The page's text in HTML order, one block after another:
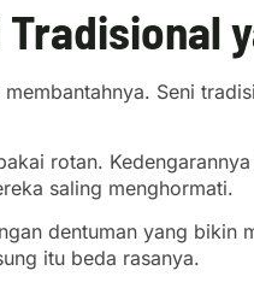
Seni
rotan.
saling menghormati.
dentuman yang bikin
itu beda rasanya.